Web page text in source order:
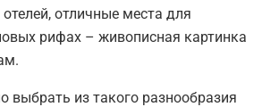
отличные места для
рифах – живописная картинка
выбрать из такого разнообразия